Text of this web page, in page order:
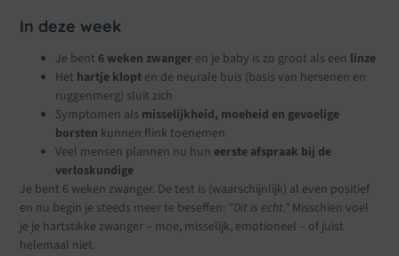
In deze week
Je bent 6 weken zwanger en je baby is zo groot als een linze
Het hartje klopt en de neurale buis (basis van hersenen en
ruggenmerg) sluit zich
Symptomen als misselijkheid, moeheid en gevoelige
borsten kunnen flink toenemen
Veel mensen plannen nu hun eerste afspraak bij de
verloskundige
Je bent 6 weken zwanger. De test is (waarschijnlijk) al even positief
en nu begin je steeds meer te beseffen: “Dit is echt.” Misschien voel
je je hartstikke zwanger – moe, misselijk, emotioneel – of juist
helemaal niet.